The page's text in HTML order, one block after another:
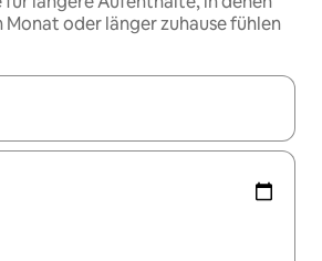
Monat oder länger zuhause fühlen
sind, navigiere mit den